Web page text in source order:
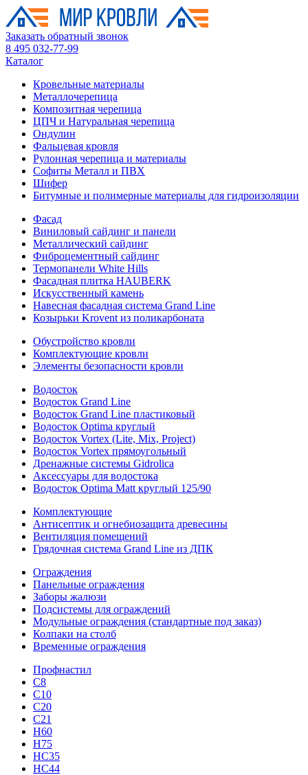
Заказать обратный звонок
8 495 032-77-99
Каталог
Кровельные материалы
Металлочерепица
Композитная черепица
ЦПЧ и Натуральная черепица
Ондулин
Фальцевая кровля
Рулонная черепица и материалы
Софиты Металл и ПВХ
Шифер
Битумные и полимерные материалы для гидроизоляции
Фасад
Виниловый сайдинг и панели
Металлический сайдинг
Фиброцементный сайдинг
Термопанели White Hills
Фасадная плитка HAUBERK
Искусственный камень
Навесная фасадная система Grand Line
Козырьки Krovent из поликарбоната
Обустройство кровли
Комплектующие кровли
Элементы безопасности кровли
Водосток
Водосток Grand Line
Водосток Grand Line пластиковый
Водосток Optima круглый
Водосток Vortex (Lite, Mix, Project)
Водосток Vortex прямоугольный
Дренажные системы Gidrolica
Аксессуары для водостока
Водосток Optima Matt круглый 125/90
Комплектующие
Антисептик и огнебиозащита древесины
Вентиляция помещений
Грядочная система Grand Line из ДПК
Ограждения
Панельные ограждения
Заборы жалюзи
Подсистемы для ограждений
Модульные ограждения (стандартные под заказ)
Колпаки на столб
Временные ограждения
Профнастил
С8
С10
С20
С21
H60
H75
HС35
НС44